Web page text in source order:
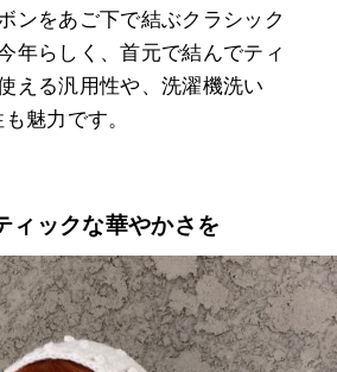
ンをあご下で結ぶクラシック
年らしく、首元で結んでティ
える汎用性や、洗濯機洗い
魅力です。
ィックな華やかさを